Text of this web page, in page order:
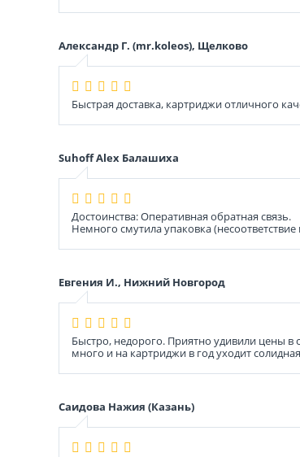
Александр Г. (mr.koleos), Щелково
Быстрая доставка, картриджи отличного
Suhoff Alex Балашиха
Достоинства: Оперативная обратная связь.
Немного смутила упаковка
Евгения И., Нижний Новгород
Быстро, недорого. Приятно удивили цены в
много и на картриджи в год уходит
Саидова Нажия (Казань)